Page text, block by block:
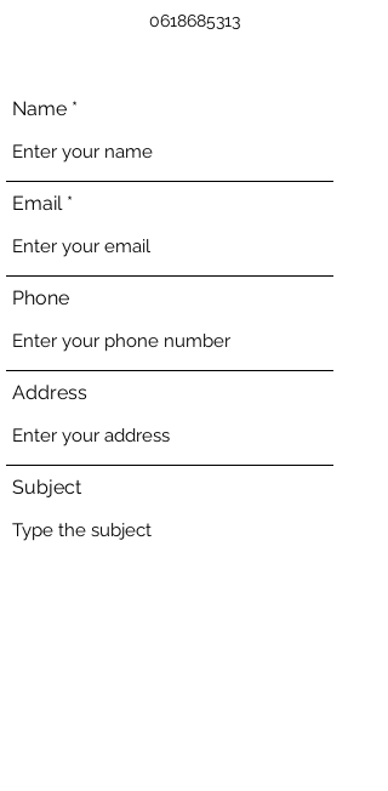
0618685313
Name
Email
Phone
Address
Subject